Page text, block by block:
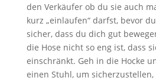
den Verkäufer ob du sie auch
kurz „einlaufen“ darfst, bevor
sicher, dass du dich gut
die Hose nicht so eng ist, dass
einschränkt. Geh in die Hocke
einen Stuhl, um sicherzustellen,